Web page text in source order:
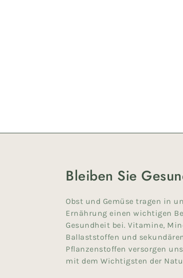
Bleiben Sie
Obst und Gemüse tragen in
Ernährung einen wichtigen
Gesundheit bei. Vita­mine,
Ballaststoffen und
Pflanzenstoffen versorgen
mit dem Wichtigsten der